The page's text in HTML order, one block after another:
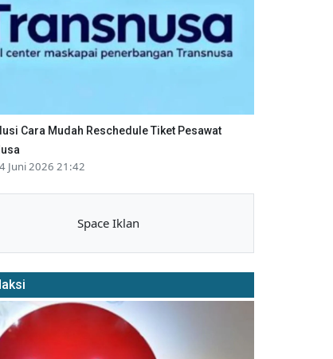
Cara Mudah Reschedule Tiket Pesawat
Juni 2026 21:42
Space Iklan